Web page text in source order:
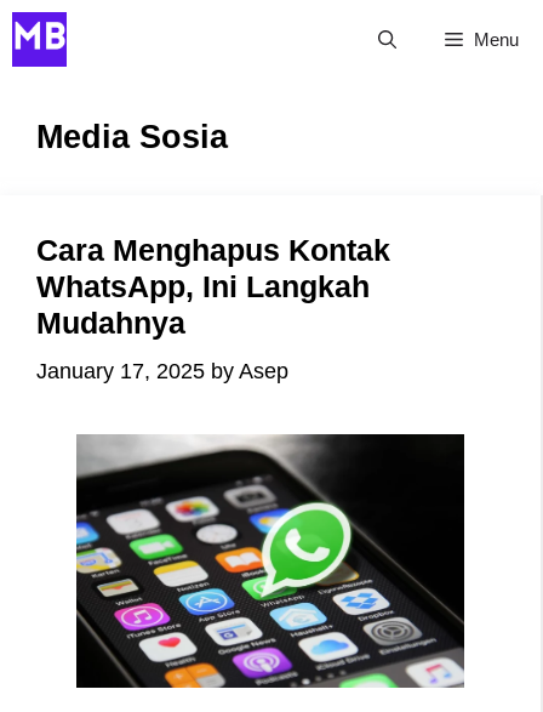
Skip
to
Menu
Media Sosia
Cara Menghapus Kontak
WhatsApp, Ini Langkah
Mudahnya
January 17, 2025 by Asep